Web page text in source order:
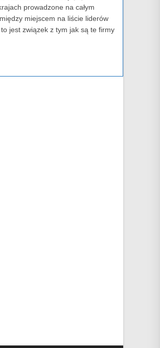
prowadzone na całym
miejscem na liście liderów
jest związek z tym jak są te firmy